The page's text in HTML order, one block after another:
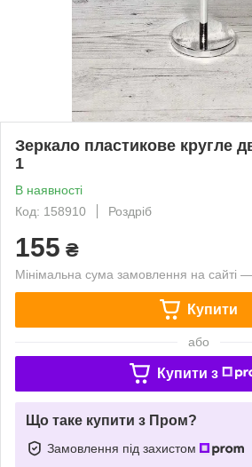
Зеркало пластикове кругле
1
В наявності
Код: 158910
Роздріб
155 ₴
Мінімальна сума замовлення на сайті
Купити
або
Купити з
Що таке купити з Пром?
Замовлення під захистом